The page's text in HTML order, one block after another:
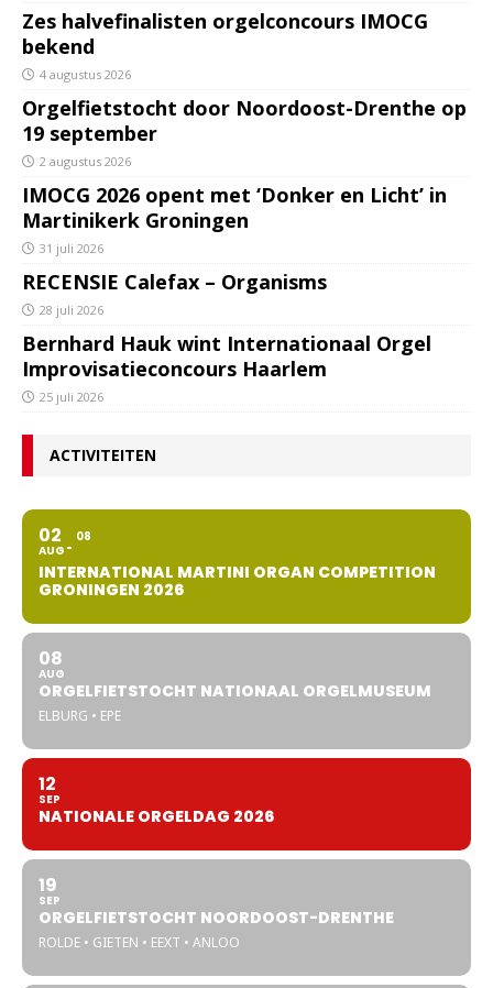
Zes halvefinalisten orgelconcours IMOCG
bekend
4 augustus 2026
Orgelfietstocht door Noordoost-Drenthe op
19 september
2 augustus 2026
IMOCG 2026 opent met ‘Donker en Licht’ in
Martinikerk Groningen
31 juli 2026
RECENSIE Calefax – Organisms
28 juli 2026
Bernhard Hauk wint Internationaal Orgel
Improvisatieconcours Haarlem
25 juli 2026
ACTIVITEITEN
02
AUG
08
INTERNATIONAL MARTINI ORGAN COMPETITION
GRONINGEN 2026
08
AUG
ORGELFIETSTOCHT NATIONAAL ORGELMUSEUM
ELBURG • EPE
12
SEP
NATIONALE ORGELDAG 2026
19
SEP
ORGELFIETSTOCHT NOORDOOST-DRENTHE
ROLDE • GIETEN • EEXT • ANLOO